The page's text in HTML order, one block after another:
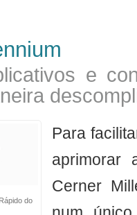
e
do
​Para
aprimorar
Cerner